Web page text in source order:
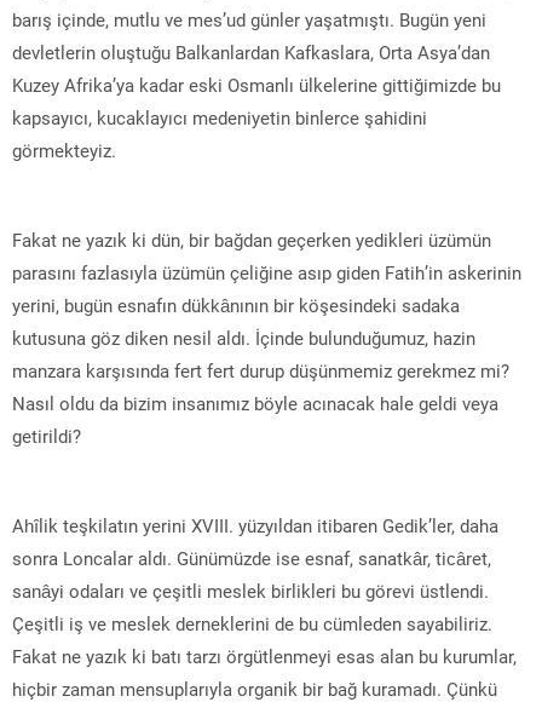
barış içinde, mutlu ve mes’ud günler yaşatmıştı. Bugün yeni
devletlerin oluştuğu Balkanlardan Kafkaslara, Orta Asya’dan
Kuzey Afrika’ya kadar eski Osmanlı ülkelerine gittiğimizde bu
kapsayıcı, kucaklayıcı medeniyetin binlerce şahidini
görmekteyiz.
Fakat ne yazık ki dün, bir bağdan geçerken yedikleri üzümün
parasını fazlasıyla üzümün çeliğine asıp giden Fatih’in askerinin
yerini, bugün esnafın dükkânının bir köşesindeki sadaka
kutusuna göz diken nesil aldı. İçinde bulunduğumuz, hazin
manzara karşısında fert fert durup düşünmemiz gerekmez mi?
Nasıl oldu da bizim insanımız böyle acınacak hale geldi veya
getirildi?
Ahîlik teşkilatın yerini XVIII. yüzyıldan itibaren Gedik’ler, daha
sonra Loncalar aldı. Günümüzde ise esnaf, sanatkâr, ticâret,
sanâyi odaları ve çeşitli meslek birlikleri bu görevi üstlendi.
Çeşitli iş ve meslek derneklerini de bu cümleden sayabiliriz.
Fakat ne yazık ki batı tarzı örgütlenmeyi esas alan bu kurumlar,
hiçbir zaman mensuplarıyla organik bir bağ kuramadı. Çünkü